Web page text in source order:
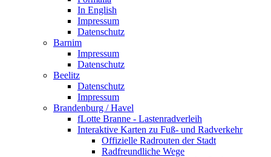
In English
Impressum
Datenschutz
Barnim
Impressum
Datenschutz
Beelitz
Datenschutz
Impressum
Brandenburg / Havel
fLotte Branne - Lastenradverleih
Interaktive Karten zu Fuß- und Radverkehr
Offizielle Radrouten der Stadt
Radfreundliche Wege